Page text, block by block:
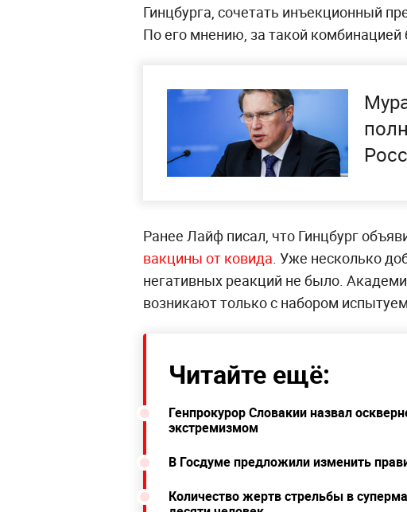
Гинцбурга, сочетать инъекционный
По его мнению, за такой комбинацией
Ранее Лайф писал, что Гинцбург
вакцины от ковида. Уже несколько
негативных реакций не было.
возникают только с набором
Читайте ещё:
Генпрокурор Словакии назвал
экстремизмом
В Госдуме предложили изменить
Количество жертв стрельбы в